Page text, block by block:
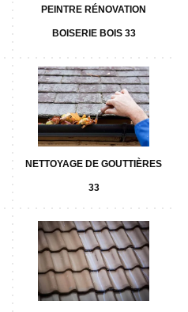
PEINTRE RÉNOVATION
BOISERIE BOIS 33
NETTOYAGE DE GOUTTIÈRES
33